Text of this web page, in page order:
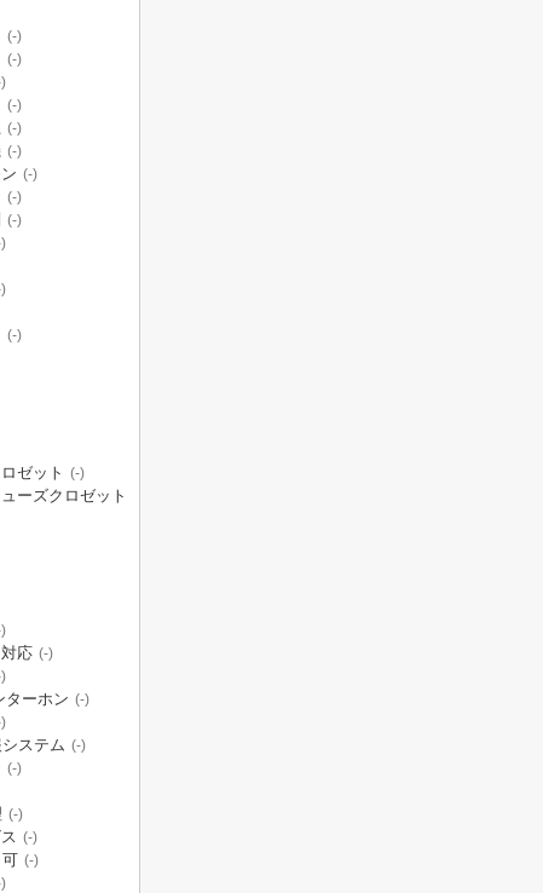
(-)
(-)
(-)
(-)
(-)
(-)
(-)
(-)
(-)
ゼット (-)
ーズクロゼット
応 (-)
ターホン (-)
ステム (-)
(-)
(-)
(-)
(-)